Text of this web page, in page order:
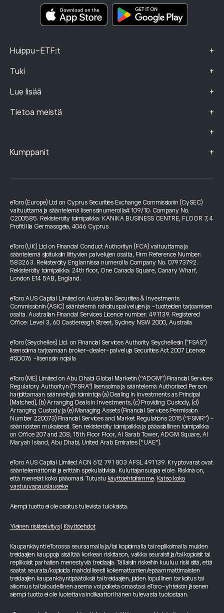
Huippu-ETF:t +
Tuki +
Lue lisää +
Tietoa meistä +
+
Valitustiedot (FCA-asiakkaat)
Kumppanit +
eToro (Europe) Ltd on Cyprus Securities Exchange Commissionin (CySEC)
valtuuttama ja sääntelemä lisenssinumerolla# 109/10. Company No.
C200585. Rekisteröity toimipaikka: KANIKA BUSINESS CENTRE, FLOOR 7, 4
Profiti Ilia Germasogeia, 4046 Cyprus
eToro (UK) Ltd on Financial Conduct Authorityn (FCA) valtuuttama ja
sääntelemä sijoituksiin liittyvien palvelujen osalta, Firm Reference Number:
583263. Rekisteröity Englannissa numerolla Company No. 07973792.
Rekisteröity toimipaikka: 24th floor, One Canada Square, Canary Wharf,
London E14 5AB, England.
eToro AUS Capital Limited on Australian Securities & Investments
Commissionin (ASIC) sääntelemä rahoituspalvelujen ja -tuotteiden tarjoamisen
osalta. Australian Financial Services Licence number: 491139. Registered
Office: Level 3, 60 Castlereagh Street, Sydney NSW 2000, Australia
eToro (Seychelles) Ltd. on Financial Services Authority Seychellesin ("FSAS")
lisensoima tarjoamaan broker-dealer-palveluja Securities Act 2007 License
#SD076 -lisenssin nojalla
eToro (ME) Limited on Abu Dhabi Global Marketin (“ADGM”) Financial Services
Regulatory Authorityn ("FSRA") lisensoima ja sääntelemä Authorised Person
harjoittamaan säänneltyjä toimintoja (a) Dealing in Investments as Principal
(Matched), (b) Arranging Deals in Investments, (c) Providing Custody, (d)
Arranging Custody ja (e) Managing Assets (Financial Services Permission
Number 220073) Financial Services and Market Regulations 2015 (“FSMR”) -
säännösten mukaisesti. Sen rekisteröity toimipaikka ja pääasiallinen toimipaikka
on Office 207 and 208, 15th Floor Floor, Al Sarab Tower, ADGM Square, Al
Maryah Island, Abu Dhabi, United Arab Emirates (“UAE”).
eToro AUS Capital Limited ACN 612 791 803 AFSL 491139. Kryptovarat ovat
sääntelemättömiä ja erittäin spekulatiivisia. Kuluttajansuojaa ei ole. Riskinä on,
että menetät koko pääomasi. Tutustu käyttöehtoihimme. Katso koko
vastuuvapauslauseke
Aiempi tuotto ei ole osoitus tulevista tuloksista.
Yleinen riskiselvitys Käyttöehdot
Kaupankäynti eTorossa seuraamalla ja/tai kopioimalla tai replikoimalla muiden
treidaajien kauppoja sisältää korkean riskitason, vaikka seuraisit ja/tai kopioisit tai
replikoisit parhaiten menestyviä treidaajia. Tällaisiin riskeihin kuuluu riski siitä, että
saatat seurata/kopioida mahdollisesti kokemattomien/epäammattimaisten
treidaajien kaupankäyntipäätöksiä tai treidaajien, joiden lopullinen tarkoitus tai
aikomus tai taloudellinen asema voi poiketa omastasi. eToro-yhteisön jäsenen
aiempi tuotto ei ole luotettava indikaattori hänen tulevasta tuotostaan.